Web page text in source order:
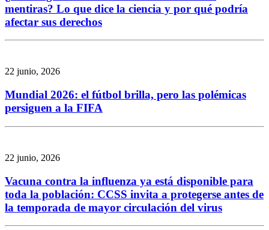
mentiras? Lo que dice la ciencia y por qué podría
afectar sus derechos
22 junio, 2026
Mundial 2026: el fútbol brilla, pero las polémicas
persiguen a la FIFA
22 junio, 2026
Vacuna contra la influenza ya está disponible para
toda la población: CCSS invita a protegerse antes de
la temporada de mayor circulación del virus